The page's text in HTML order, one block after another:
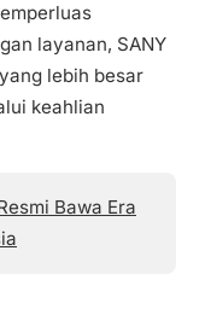
layanan, SANY
lebih besar
keahlian
Bawa Era